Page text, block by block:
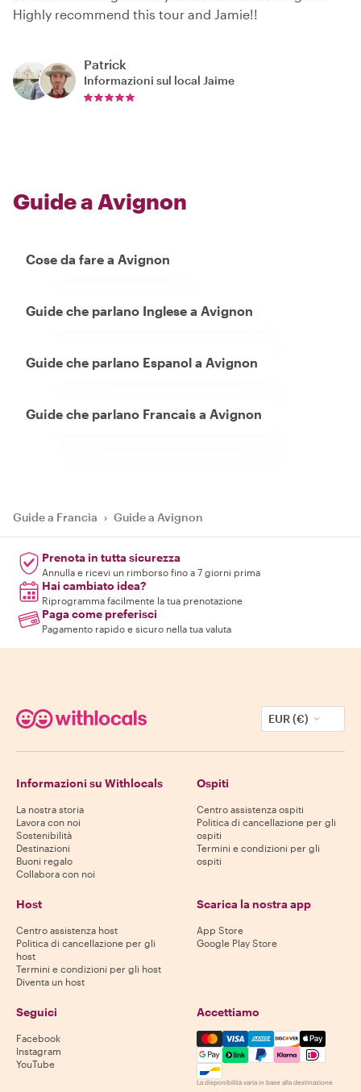
Highly recommend this tour and Jamie!!
Patrick
Informazioni sul local Jaime
Guide a Avignon
Cose da fare a Avignon
Guide che parlano Inglese a Avignon
Guide che parlano Espanol a Avignon
Guide che parlano Francais a Avignon
Guide a Francia › Guide a Avignon
Prenota in tutta sicurezza
Annulla e ricevi un rimborso fino a 7 giorni prima
Hai cambiato idea?
Riprogramma facilmente la tua prenotazione
Paga come preferisci
Pagamento rapido e sicuro nella tua valuta
EUR (€)
Informazioni su Withlocals
La nostra storia
Lavora con noi
Sostenibilità
Destinazioni
Buoni regalo
Collabora con noi
Ospiti
Centro assistenza ospiti
Politica di cancellazione per gli
ospiti
Termini e condizioni per gli
ospiti
Host
Centro assistenza host
Politica di cancellazione per gli
host
Termini e condizioni per gli host
Diventa un host
Scarica la nostra app
App Store
Google Play Store
Seguici
Facebook
Instagram
YouTube
Accettiamo
Mastercard, Visa, Amex,
La disponibilità varia in base alla destinazione